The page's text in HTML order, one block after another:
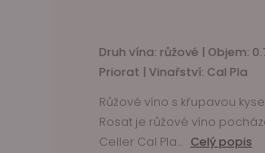
Druh vína: růžové | Objem:
Priorat | Vinařství: Cal Pla
Růžové víno s křupavou
Rosat je růžové víno
Celler Cal Pla... Celý popis